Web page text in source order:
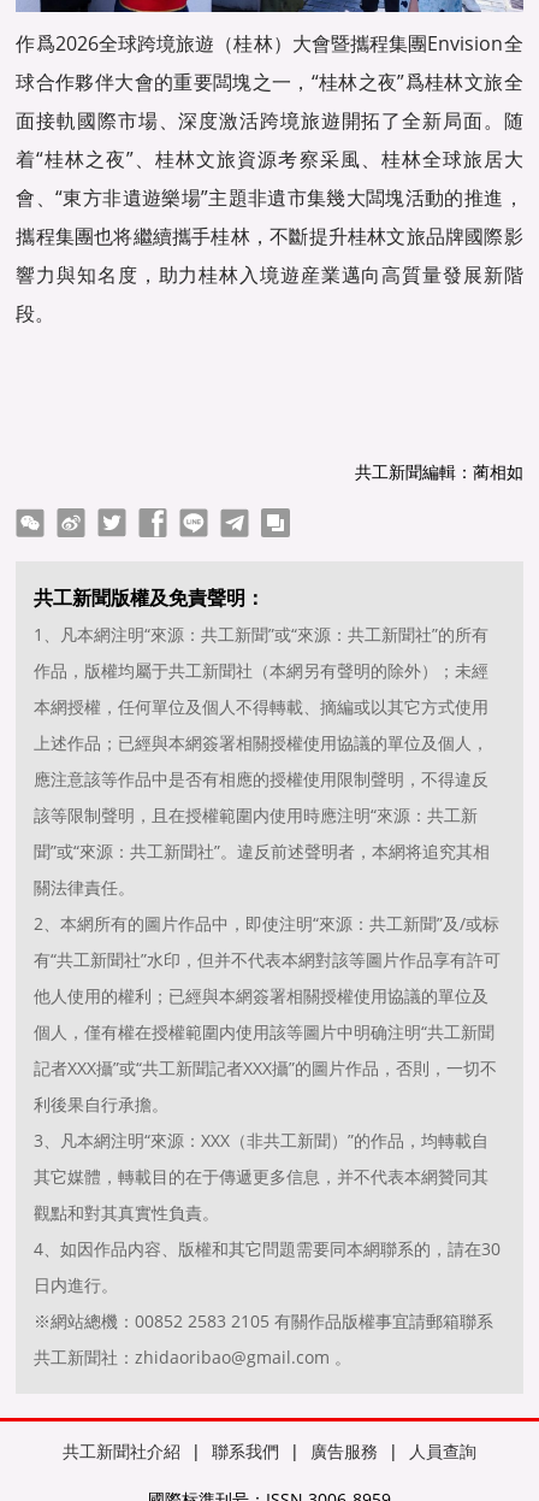
作爲2026全球跨境旅遊（桂林）大會暨攜程集團Envision全
球合作夥伴大會的重要闆塊之一，“桂林之夜”爲桂林文旅全
面接軌國際市場、深度激活跨境旅遊開拓了全新局面。随
着“桂林之夜”、桂林文旅資源考察采風、桂林全球旅居大
會、“東方非遺遊樂場”主題非遺市集幾大闆塊活動的推進，
攜程集團也将繼續攜手桂林，不斷提升桂林文旅品牌國際影
響力與知名度，助力桂林入境遊産業邁向高質量發展新階
段。
共工新聞編輯：蔺相如
linetelegram copy
共工新聞版權及免責聲明：
1、凡本網注明“來源：共工新聞”或“來源：共工新聞社”的所有
作品，版權均屬于共工新聞社（本網另有聲明的除外）；未經
本網授權，任何單位及個人不得轉載、摘編或以其它方式使用
上述作品；已經與本網簽署相關授權使用協議的單位及個人，
應注意該等作品中是否有相應的授權使用限制聲明，不得違反
該等限制聲明，且在授權範圍内使用時應注明“來源：共工新
聞”或“來源：共工新聞社”。違反前述聲明者，本網将追究其相
關法律責任。
2、本網所有的圖片作品中，即使注明“來源：共工新聞”及/或标
有“共工新聞社”水印，但并不代表本網對該等圖片作品享有許可
他人使用的權利；已經與本網簽署相關授權使用協議的單位及
個人，僅有權在授權範圍内使用該等圖片中明确注明“共工新聞
記者XXX攝”或“共工新聞記者XXX攝”的圖片作品，否則，一切不
利後果自行承擔。
3、凡本網注明“來源：XXX（非共工新聞）”的作品，均轉載自
其它媒體，轉載目的在于傳遞更多信息，并不代表本網贊同其
觀點和對其真實性負責。
4、如因作品内容、版權和其它問題需要同本網聯系的，請在30
日内進行。
※網站總機：00852 2583 2105 有關作品版權事宜請郵箱聯系
共工新聞社：zhidaoribao@gmail.com 。
共工新聞社介紹 | 聯系我們 | 廣告服務 | 人員查詢